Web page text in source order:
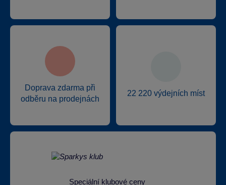
Doprava zdarma při
odběru na prodejnách
22 220 výdejních míst
Speciální klubové ceny